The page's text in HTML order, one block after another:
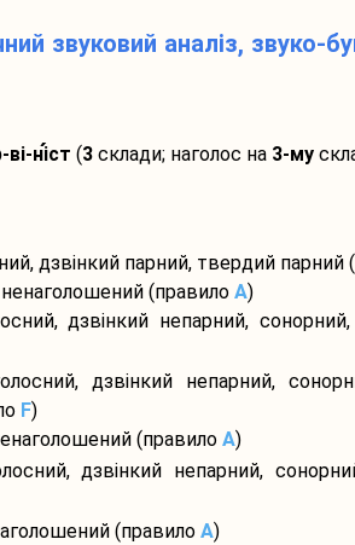
звуковий аналіз, звуко-
ві-ніст (3склади; наголос на 3-му
дзвінкий парний, твердий парний
(правило A)
дзвінкий непарний,
дзвінкий непарний,
F)
(правило A)
дзвінкий непарний,
(правило A)